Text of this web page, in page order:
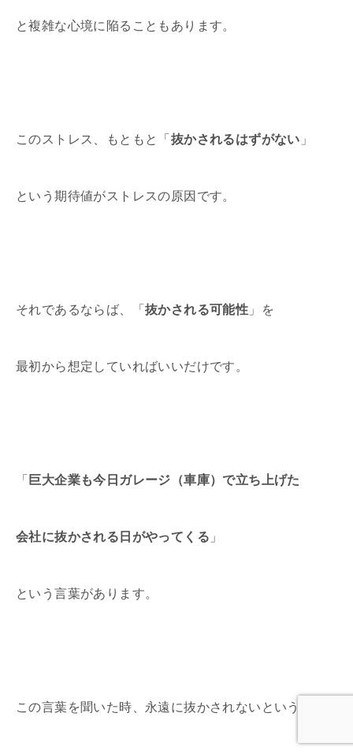
と複雑な心境に陥ることもあります。
このストレス、もともと「 抜かされるはずがない 」
という期待値がストレスの原因です。
それであるならば、「 抜かされる可能性 」を
最初から想定していればいいだけです。
「 巨大企業も今日ガレージ（車庫）で立ち上げた
会社に抜かされる日がやってくる 」
という言葉があります。
この言葉を聞いた時、永遠に抜かされないという